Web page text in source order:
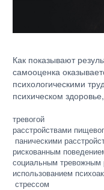
Как показывают
самооценка
психологическими
психическом
тревогой
расстройствами
паническими
рискованным
социальным тревожным
использованием
стрессом